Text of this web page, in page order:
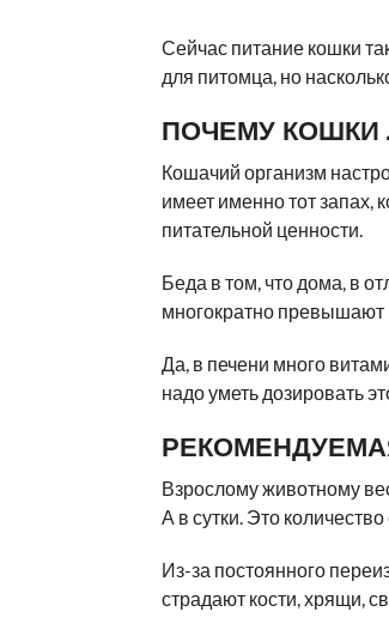
Сейчас питание кошки
для питомца, но
ПОЧЕМУ КОШКИ
Кошачий организм
имеет именно тот запах,
питательной ценности.
Беда в том, что дома, в
многократно превышают
Да, в печени много
надо уметь дозировать
Взрослому животному
А в сутки. Это
Из-за постоянного
страдают кости, хрящи,